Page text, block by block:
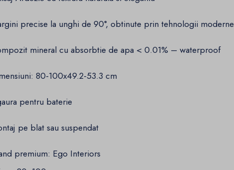
precise la unghi de 90°, obtinute prin tehnologii moderne
mineral cu absorbtie de apa < 0.01% – waterproof
80-100x49.2-53.3 cm
pentru baterie
pe blat sau suspendat
premium: Ego Interiors